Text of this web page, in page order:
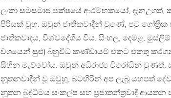
ලංකා සමසමාජ පක්ෂයේ ආරම්භකයෝ, දැනඋගත්,
පිරිසක් වූහ. ඔවුන් ජාතිකවාදීන් වුණේ, පටු
ජාතිකවාදය, විශ්වදේශීය විය. සිංහල, දෙමළ,
වශයෙන් සුළු) බහුවිධ කණ්ඩායම් එකට එකතු
සිහින මැව්වෝය. ඔවුන් අධිරාජ්‍ය විරෝධීන් වුණත්,
නූතනවාදීන් වූ ඔවුහූ, බටහිරින් අප ලැබූ යහපත්
නූතන බුද්ධිමය සංකල්ප සහ ප‍්‍රජාතන්ත‍්‍රවාදී